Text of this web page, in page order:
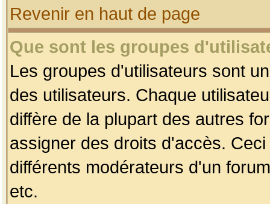
Revenir en haut de page
Que sont les groupes
Les groupes d'utilisateurs sont
des utilisateurs. Chaque
diffère de la plupart des autres
assigner des droits d'accès.
différents modérateurs d'un
etc.